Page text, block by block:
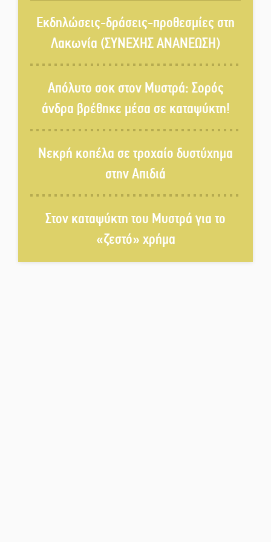
«ξεκλειδώνει» αγορά και
ψυχαγωγία
«Θέρισε» η άσφαλτος και τον
Ιούλιο στην Πελοπόννησο
στην Ταιβάν
Τζάμπολ για τρίτη χρονιά στο
τουρνουά GNC 3on3 στη Σκάλα
Εκδηλώσεις-δράσεις-προθεσμίες στη
Λακωνία (ΣΥΝΕΧΗΣ ΑΝΑΝΕΩΣΗ)
Απόλυτο σοκ στον Μυστρά: Σορός
άνδρα βρέθηκε μέσα σε καταψύκτη!
Νεκρή κοπέλα σε τροχαίο δυστύχημα
στην Απιδιά
Στον καταψύκτη του Μυστρά για το
«ζεστό» χρήμα